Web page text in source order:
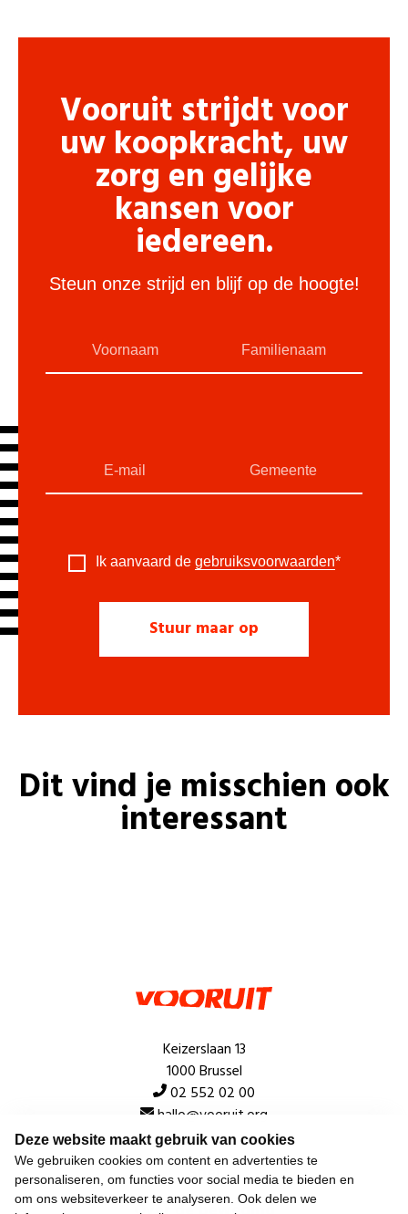
Deze website maakt gebruik van cookies
We gebruiken cookies om content en advertenties te
personaliseren, om functies voor social media te bieden en
om ons websiteverkeer te analyseren. Ook delen we
Vooruit strijdt voor
uw koopkracht, uw
zorg en gelijke
kansen voor
iedereen.
Steun onze strijd en blijf op de hoogte!
Ik aanvaard de gebruiksvoorwaarden*
Dit vind je misschien ook
interessant
Keizerslaan 13
1000 Brussel
02 552 02 00
hallo@vooruit.org
Snel